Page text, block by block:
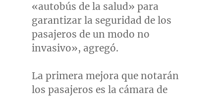
«autobús de la salud» para
garantizar la seguridad de los
pasajeros de un modo no
invasivo», agregó.
La primera mejora que notarán
los pasajeros es la cámara de